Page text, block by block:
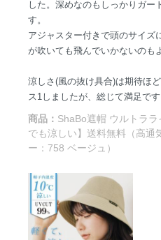
した。深めなのもしっかりガー
す。
アジャスター付きで頭のサイズ
が吹いても飛んでいかないのも
涼しさ(風の抜け具合)は期待ほ
ス1しましたが、総じて満足です
商品： ShaBo遮帽 ウルトラ
でも涼しい】送料無料（高通
ー：758 ベージュ）